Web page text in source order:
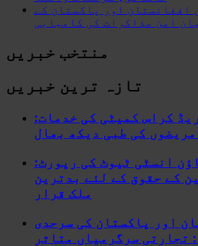
افغانستان اور پاکستان کے
امن مذاکرات کی کامیابی
منتخب خبریں
تازہ ترین خبریں
ریڈ کراس کمیٹی کی خدمات:
انسٹی ٹیوٹ کی رپورٹ:
کے حقوق کے لئے بدترین
ملک قرار
اور پاکستان کی سرحدی
تجارتی سرگرمیاں متاثر